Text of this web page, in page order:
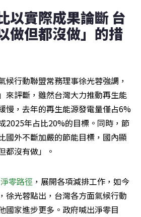
以實際成果論斷 台
做但都沒做」的措
候行動聯盟常務理事徐光蓉強調，
來評斷，雖然台灣大力推動再生能
慢，去年的再生能源發電量僅占6%
2025年占比20%的目標。同時，節
國外不斷加嚴的節能目標，國內顯
都沒有做」。
零路徑 ，展開各項減排工作，如今
徐光蓉點出，台灣各方面氣候行動
國家進步更多。政府喊出淨零目